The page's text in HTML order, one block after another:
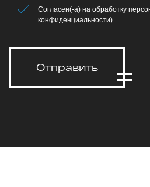
Согласен(-а) на обработку
конфиденциальности)
Отправить